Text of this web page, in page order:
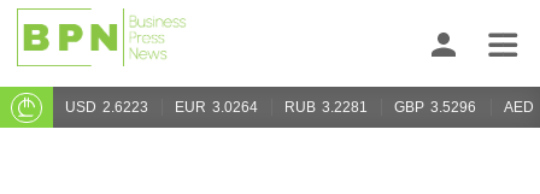
USD 2.6223 EUR 3.0264 RUB 3.2281 GBP 3.5296 AED